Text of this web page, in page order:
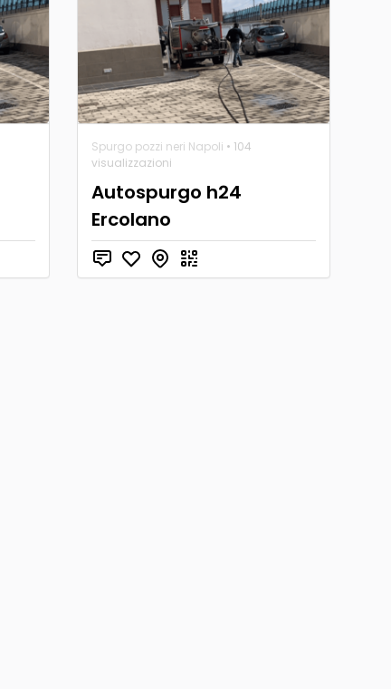
Spurgo pozzi neri Napoli • 104
visualizzazioni
Autospurgo h24
Ercolano